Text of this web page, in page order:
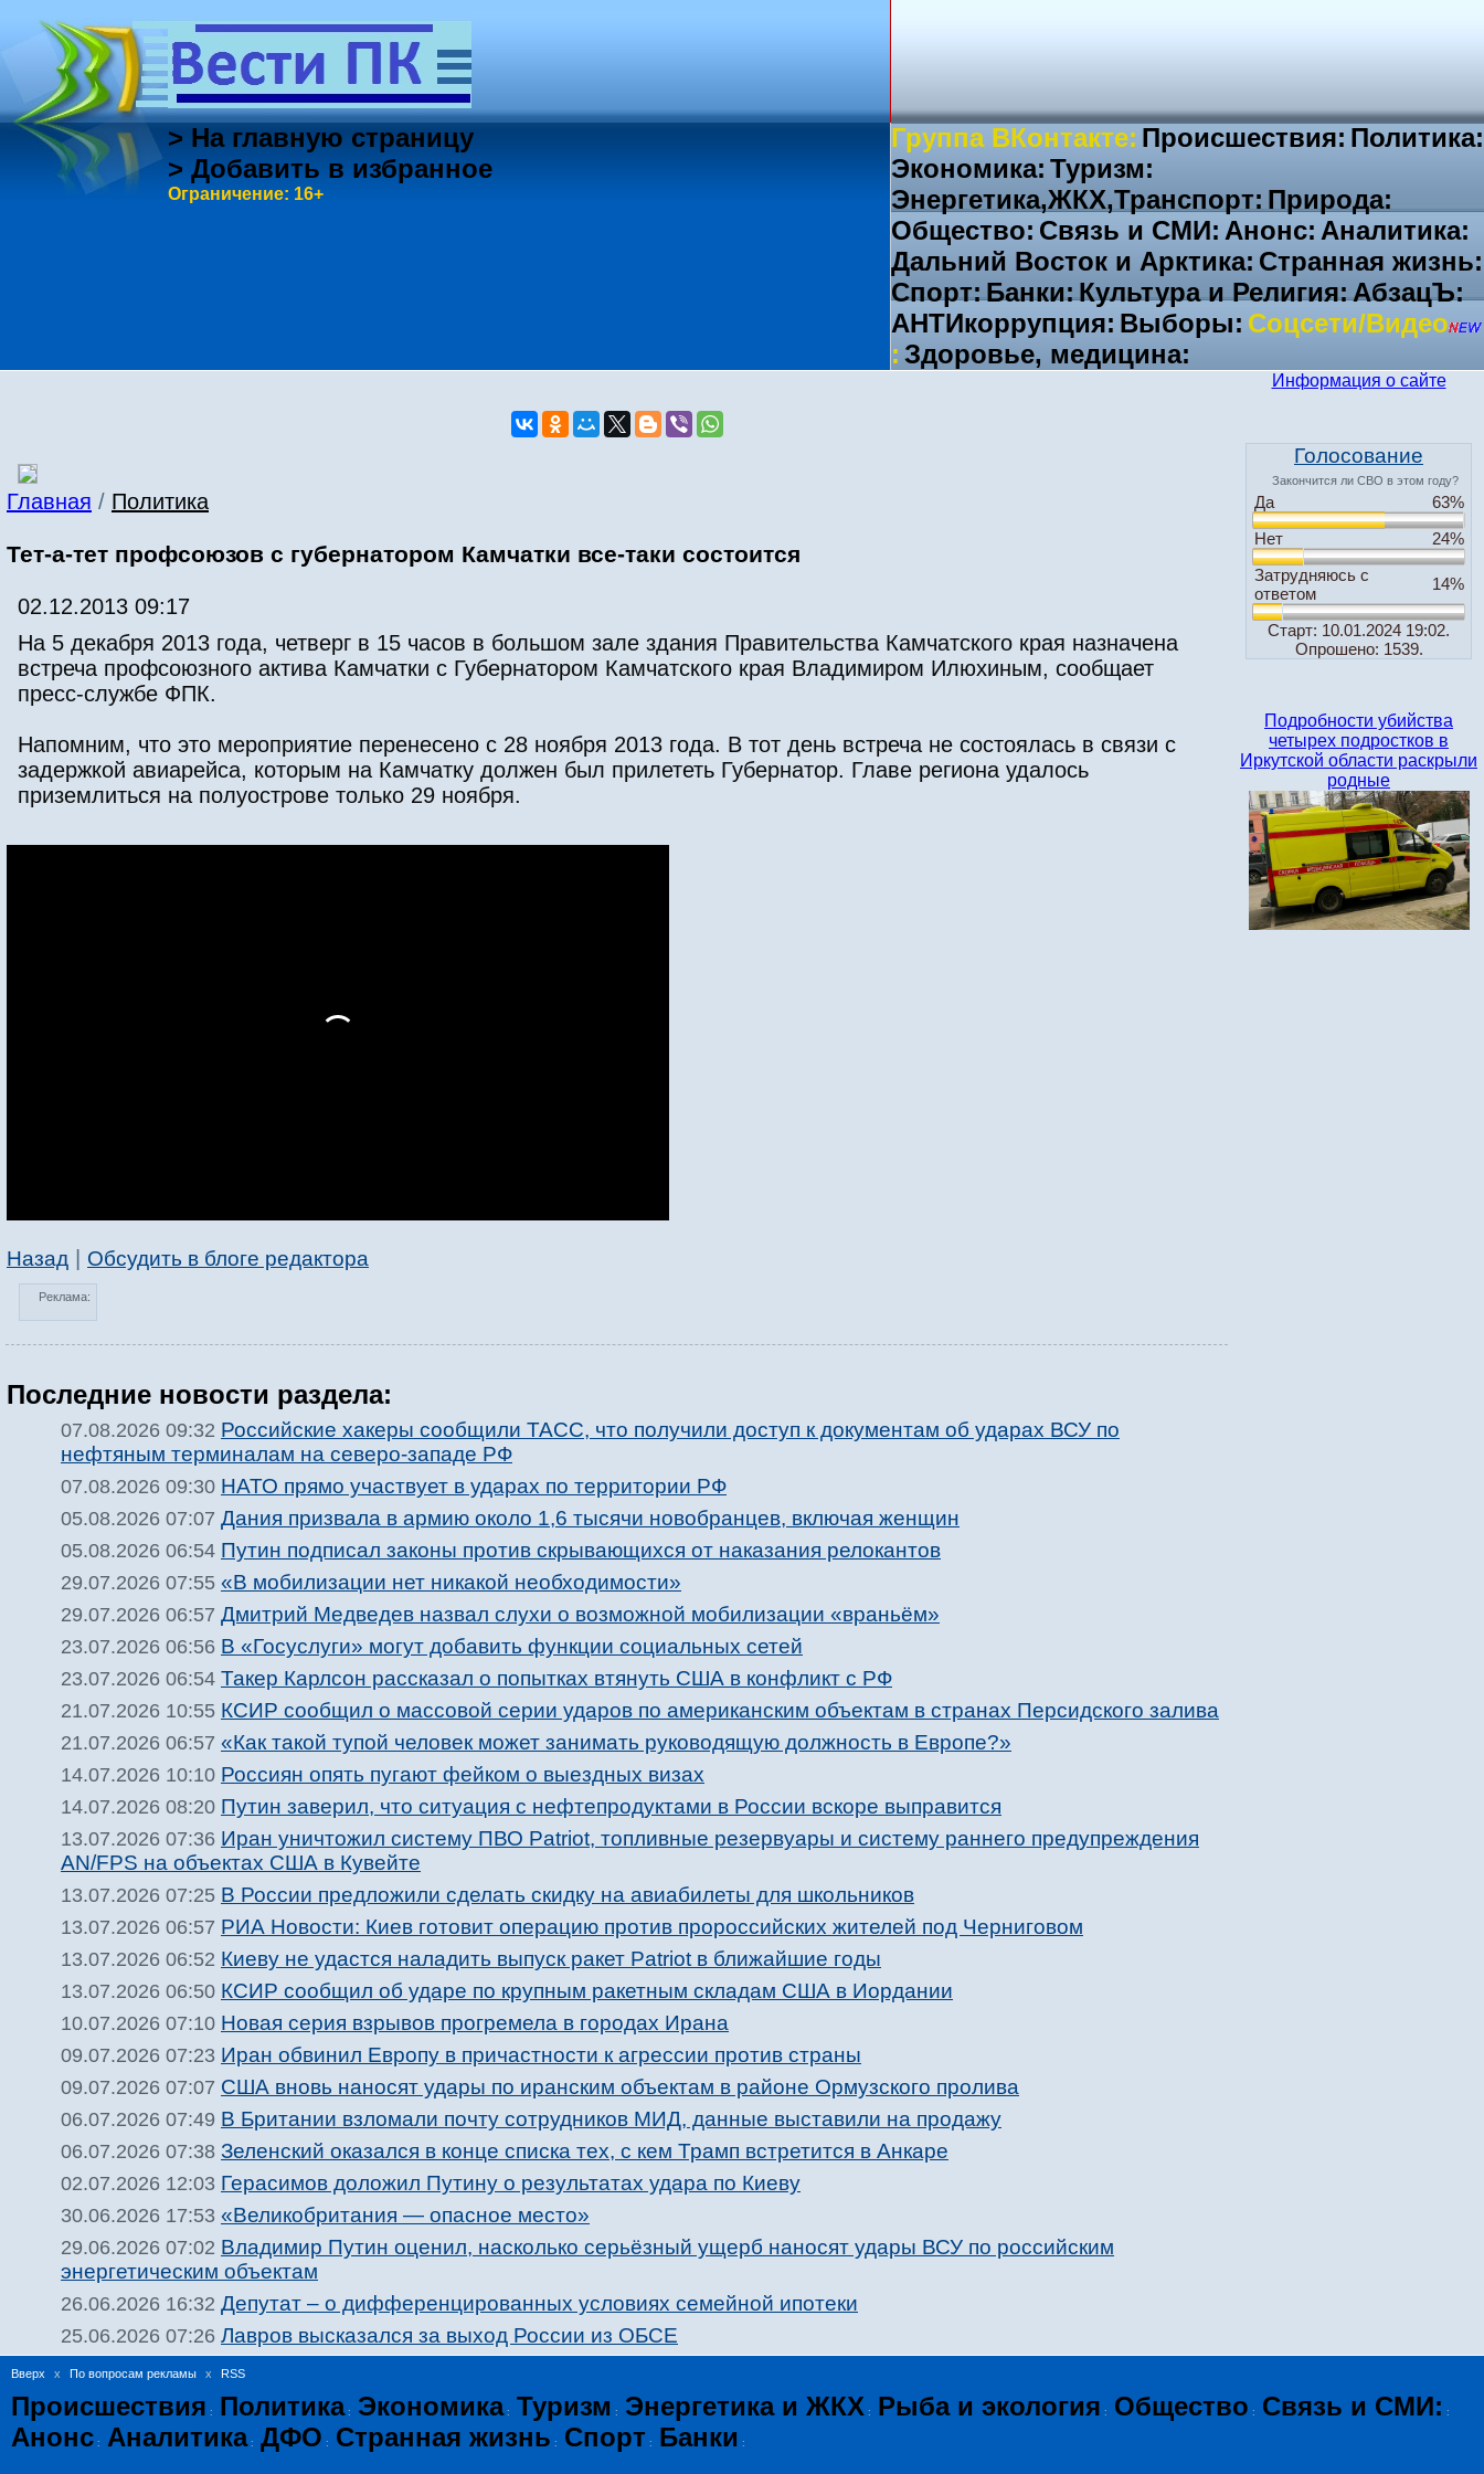
> На главную страницу
> Добавить в избранное
Ограничение: 16+
Группа ВКонтакте: Происшествия: Политика:
Экономика: Туризм:
Энергетика,ЖКХ,Транспорт: Природа:
Общество: Связь и СМИ: Анонс: Аналитика:
Дальний Восток и Арктика: Странная жизнь:
Спорт:Банки:Культура и Религия:АбзацЪ:
АНТИкоррупция: Выборы: Соцсети/Видео
: Здоровье, медицина:
Главная / Политика
Тет-а-тет профсоюзов с губернатором Камчатки все-таки состоится
02.12.2013 09:17
На 5 декабря 2013 года, четверг в 15 часов в большом зале здания Правительства Камчатского края назначена
встреча профсоюзного актива Камчатки с Губернатором Камчатского края Владимиром Илюхиным, сообщает
пресс-службе ФПК.
Напомним, что это мероприятие перенесено с 28 ноября 2013 года. В тот день встреча не состоялась в связи с
задержкой авиарейса, которым на Камчатку должен был прилететь Губернатор. Главе региона удалось
приземлиться на полуострове только 29 ноября.
Назад Обсудить в блоге редактора
Реклама:
Последние новости раздела:
07.08.2026 09:32 Российские хакеры сообщили ТАСС, что получили доступ к документам об ударах ВСУ по
нефтяным терминалам на северо-западе РФ
07.08.2026 09:30 НАТО прямо участвует в ударах по территории РФ
05.08.2026 07:07 Дания призвала в армию около 1,6 тысячи новобранцев, включая женщин
05.08.2026 06:54 Путин подписал законы против скрывающихся от наказания релокантов
29.07.2026 07:55 «В мобилизации нет никакой необходимости»
29.07.2026 06:57 Дмитрий Медведев назвал слухи о возможной мобилизации «враньём»
23.07.2026 06:56 В «Госуслуги» могут добавить функции социальных сетей
23.07.2026 06:54 Такер Карлсон рассказал о попытках втянуть США в конфликт с РФ
21.07.2026 10:55 КСИР сообщил о массовой серии ударов по американским объектам в странах Персидского залива
21.07.2026 06:57 «Как такой тупой человек может занимать руководящую должность в Европе?»
14.07.2026 10:10 Россиян опять пугают фейком о выездных визах
14.07.2026 08:20 Путин заверил, что ситуация с нефтепродуктами в России вскоре выправится
13.07.2026 07:36 Иран уничтожил систему ПВО Patriot, топливные резервуары и систему раннего предупреждения
AN/FPS на объектах США в Кувейте
13.07.2026 07:25 В России предложили сделать скидку на авиабилеты для школьников
13.07.2026 06:57 РИА Новости: Киев готовит операцию против пророссийских жителей под Черниговом
13.07.2026 06:52 Киеву не удастся наладить выпуск ракет Patriot в ближайшие годы
13.07.2026 06:50 КСИР сообщил об ударе по крупным ракетным складам США в Иордании
10.07.2026 07:10 Новая серия взрывов прогремела в городах Ирана
09.07.2026 07:23 Иран обвинил Европу в причастности к агрессии против страны
09.07.2026 07:07 США вновь наносят удары по иранским объектам в районе Ормузского пролива
06.07.2026 07:49 В Британии взломали почту сотрудников МИД, данные выставили на продажу
06.07.2026 07:38 Зеленский оказался в конце списка тех, с кем Трамп встретится в Анкаре
02.07.2026 12:03 Герасимов доложил Путину о результатах удара по Киеву
30.06.2026 17:53 «Великобритания — опасное место»
29.06.2026 07:02 Владимир Путин оценил, насколько серьёзный ущерб наносят удары ВСУ по российским
энергетическим объектам
26.06.2026 16:32 Депутат – о дифференцированных условиях семейной ипотеки
25.06.2026 07:26 Лавров высказался за выход России из ОБСЕ
Информация о сайте
Голосование
Закончится ли СВО в этом году?
Да
63%
Нет
24%
Затрудняюсь с
ответом
14%
Старт: 10.01.2024 19:02.
Опрошено: 1539.
Подробности убийства
четырех подростков в
Иркутской области раскрыли
родные
Вверх x По вопросам рекламы x RSS
Происшествия : Политика: Экономика: Туризм : Энергетика и ЖКХ : Рыба и экология : Общество : Связь и СМИ: :
Анонс : Аналитика: ДФО : Странная жизнь : Спорт : Банки :